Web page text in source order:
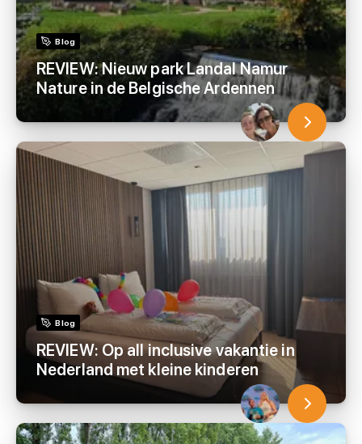
Blog
REVIEW: Nieuw park Landal Namur
Nature in de Belgische Ardennen
Blog
REVIEW: Op all inclusive vakantie in
Nederland met kleine kinderen